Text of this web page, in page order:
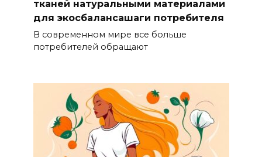
тканей натуральными материалами
для экосбалансашаги потребителя
В современном мире все больше
потребителей обращают